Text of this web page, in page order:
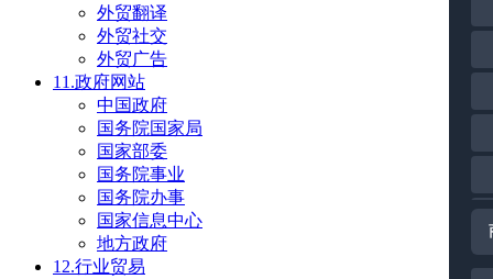
外贸翻译
外贸社交
外贸广告
11.政府网站
中国政府
国务院国家局
国家部委
国务院事业
国务院办事
国家信息中心
地方政府
12.行业贸易